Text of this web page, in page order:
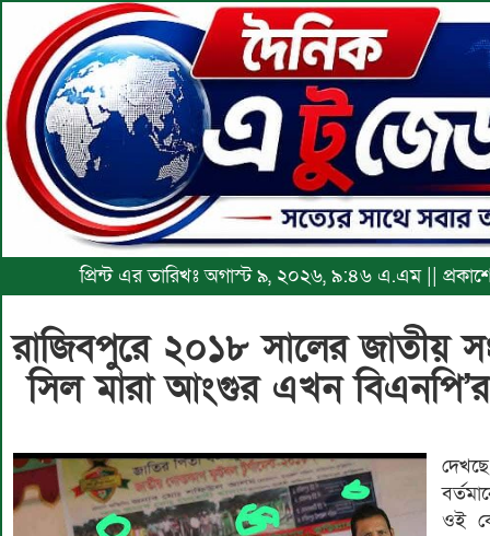
প্রিন্ট এর তারিখঃ অগাস্ট ৯, ২০২৬, ৯:৪৬ এ.এম ||
রাজিবপুরে ২০১৮ সালের জাতীয়
সিল মারা আংগুর এখন
ওই